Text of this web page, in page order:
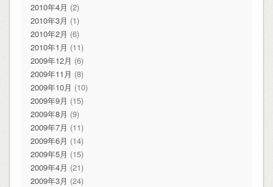
2010年4月 (2)
2010年3月 (1)
2010年2月 (6)
2010年1月 (11)
2009年12月 (6)
2009年11月 (8)
2009年10月 (10)
2009年9月 (15)
2009年8月 (9)
2009年7月 (11)
2009年6月 (14)
2009年5月 (15)
2009年4月 (21)
2009年3月 (24)